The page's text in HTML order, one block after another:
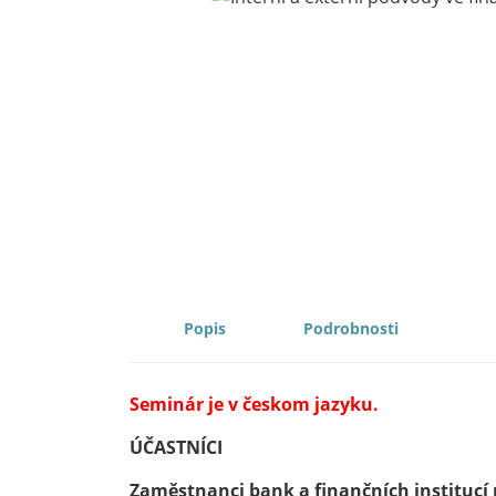
DESCRIPTION PROPERTIES
Seminár je v českom jazyku.
ÚČASTNÍCI
Zaměstnanci bank a finančních institucí